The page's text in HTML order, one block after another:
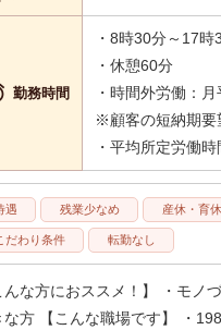
勤務時間
・8時30分～17時
・休憩60分
・時間外労働：
※顧客の短納期要
・平均所定労働
遇 残業少なめ 産休・育
だわり条件 転勤なし
んな方におススメ！】 ・モノ
な方 【こんな職場です】 ・